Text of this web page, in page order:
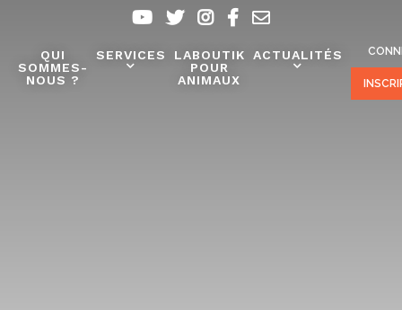
QUI
SOMMES-
NOUS ?
SERVICES
LABOUTIK
POUR
ANIMAUX
ACTUALITÉS